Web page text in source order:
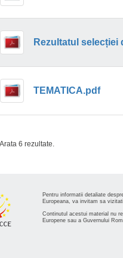
Rezultatul
TEMATICA.pdf
Arata 6 rezultate.
Pentru informatii detaliate
Europeana, va invitam sa vizitati
Continutul acestui material nu
Europene sau a Guvernului